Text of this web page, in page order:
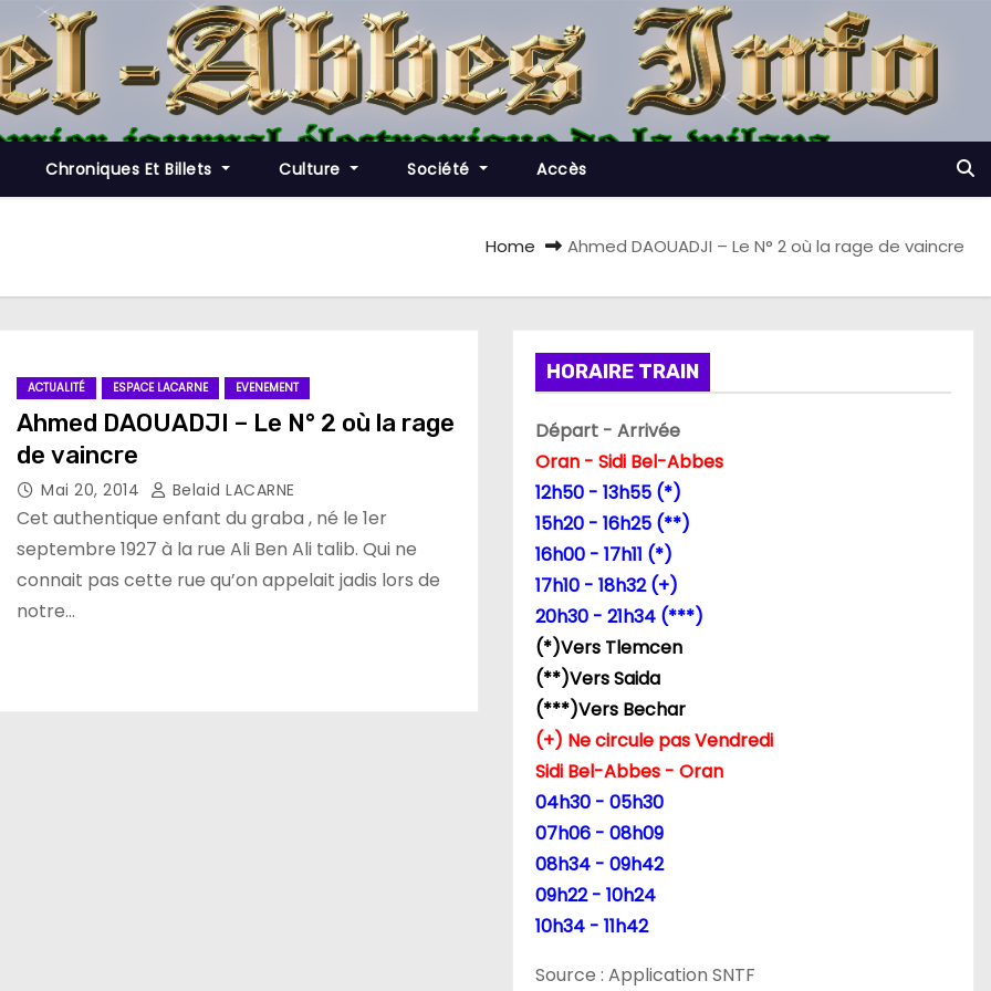
Chroniques Et Billets Culture Société Accès
Home Ahmed DAOUADJI – Le N° 2 où la rage de vaincre
ACTUALITÉ ESPACE LACARNE EVENEMENT
Ahmed DAOUADJI – Le N° 2 où la rage
de vaincre
Mai 20, 2014 Belaid LACARNE
Cet authentique enfant du graba , né le 1er
septembre 1927 à la rue Ali Ben Ali talib. Qui ne
connait pas cette rue qu’on appelait jadis lors de
notre…
HORAIRE TRAIN
Départ - Arrivée
Oran - Sidi Bel-Abbes
12h50 - 13h55 (*)
15h20 - 16h25 (**)
16h00 - 17h11 (*)
17h10 - 18h32 (+)
20h30 - 21h34 (***)
(*)Vers Tlemcen
(**)Vers Saida
(***)Vers Bechar
(+) Ne circule pas Vendredi
Sidi Bel-Abbes - Oran
04h30 - 05h30
07h06 - 08h09
08h34 - 09h42
09h22 - 10h24
10h34 - 11h42
Source : Application SNTF